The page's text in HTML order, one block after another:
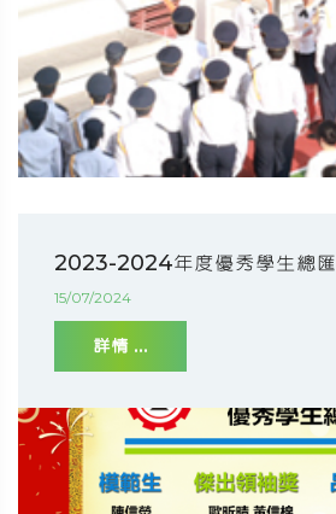
2023-2024年度優秀學生總匯
15/07/2024
詳情 ...